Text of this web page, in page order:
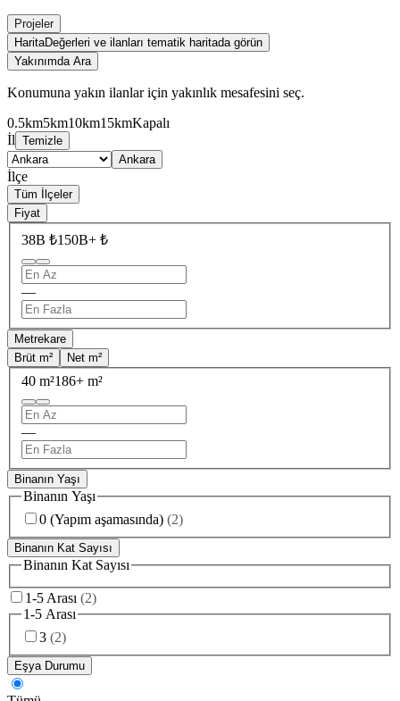
Projeler
HaritaDeğerleri ve ilanları tematik haritada görün
Yakınımda Ara
Konumuna yakın ilanlar için yakınlık mesafesini seç.
0.5km5km10km15kmKapalı
İl Temizle
Ankara
İlçe
Tüm İlçeler
Fiyat
38B ₺150B+ ₺
—
Metrekare
Brüt m²
Net m²
40 m²186+ m²
—
Binanın Yaşı
Binanın Yaşı
0 (Yapım aşamasında) (2)
Binanın Kat Sayısı
Binanın Kat Sayısı
1-5 Arası (2)
1-5 Arası
3 (2)
Eşya Durumu